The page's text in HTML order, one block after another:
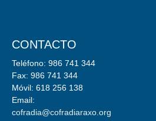
CONTACTO
Teléfono: 986 741 344
Fax: 986 741 344
Móvil: 618 256 138
Email:
cofradia@cofradiaraxo.org